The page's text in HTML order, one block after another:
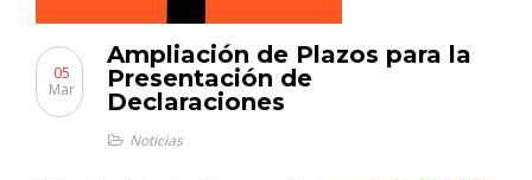
Ampliación de Plazos para la
Presentación de
Declaraciones
05
Mar
Noticias